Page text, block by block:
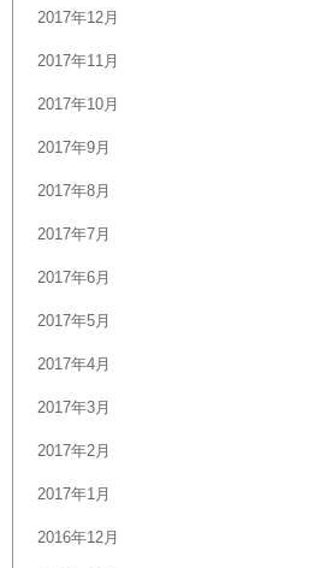
2017年12月
2017年11月
2017年10月
2017年9月
2017年8月
2017年7月
2017年6月
2017年5月
2017年4月
2017年3月
2017年2月
2017年1月
2016年12月